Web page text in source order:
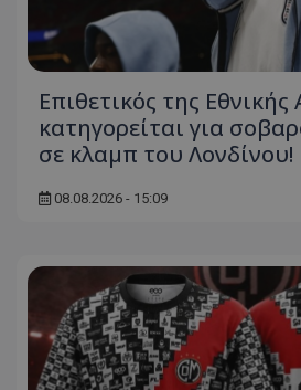
Επιθετικός της Εθνικής
κατηγορείται για
σε κλαμπ του Λονδίνου!
08.08.2026 - 15:09